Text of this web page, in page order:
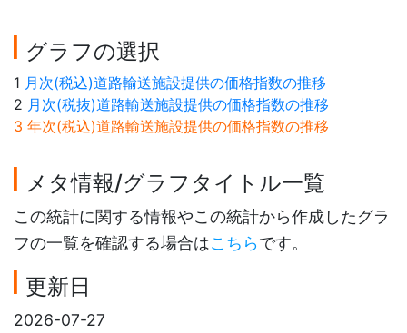
グラフの選択
1 月次(税込)道路輸送施設提供の価格指数の推移
2 月次(税抜)道路輸送施設提供の価格指数の推移
3 年次(税込)道路輸送施設提供の価格指数の推移
メタ情報/グラフタイトル一覧
この統計に関する情報やこの統計から作成したグラ
フの一覧を確認する場合はこちらです。
更新日
2026-07-27